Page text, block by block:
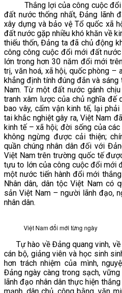
Thắng lợi của công cuộc đổi
đất nước thống nhất, Đảng lãnh
xây dựng và bảo vệ Tổ quốc xã
đất nước gặp nhiều khó khăn về
thiếu thốn, Đảng ta đã chủ động
công công cuộc đổi mới đất
lớn trong hơn 30 năm đổi mới
trị, văn hoá, xã hội, quốc phòng –
khẳng định tính đúng đắn và
Nam. Từ một đất nước gánh
tranh xâm lược của chủ nghĩa đế
bao vây, cấm vận kinh tế, lại
tai khắc nghiệt gây ra, Việt Nam
kinh tế – xã hội; đời sống của
không ngừng được cải thiện;
quần chúng nhân dân đối với
Việt Nam trên trường quốc tế
tựu to lớn của công cuộc đổi mới
một nước tiến hành đổi mới
Nhân dân, dân tộc Việt Nam có
sản Việt Nam – người lãnh đạo,
nhân dân.
Việt Nam đổi mới từng ngày
Tự hào về Đảng quang vinh, về
cán bộ, giảng viên và học sinh
hơn trách nhiệm của mình,
Đảng ngày càng trong sạch,
lãnh đạo nhân dân thực hiện